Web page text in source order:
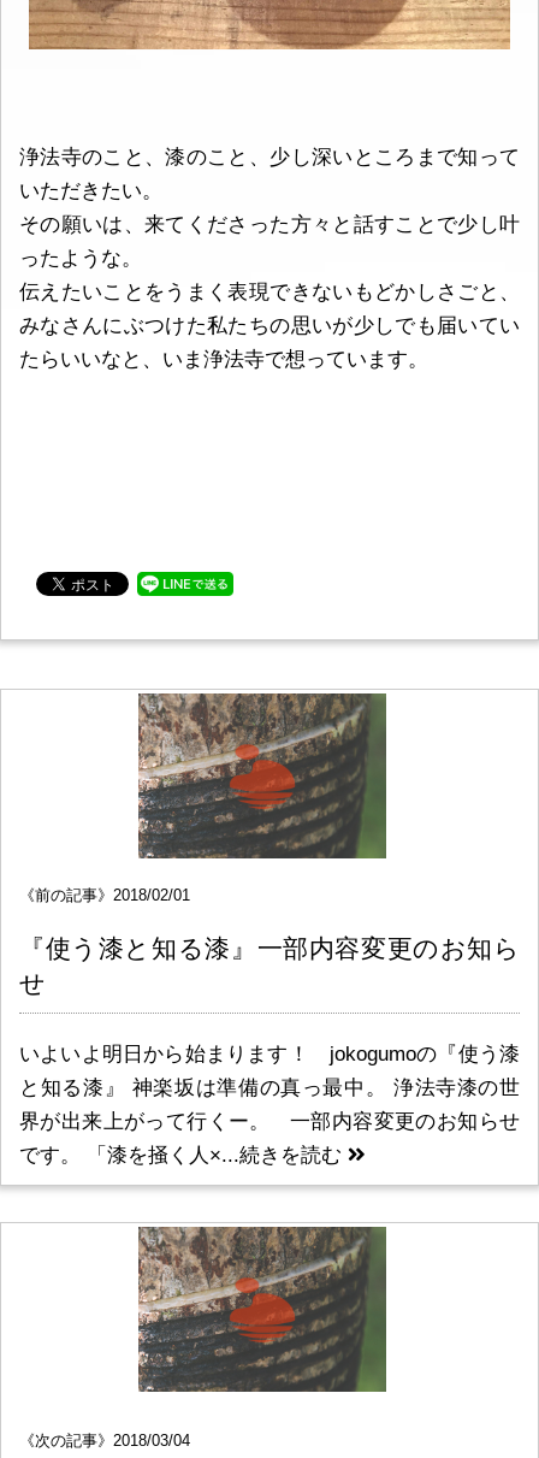
浄法寺のこと、漆のこと、少し深いところまで知って
いただきたい。
その願いは、来てくださった方々と話すことで少し叶
ったような。
伝えたいことをうまく表現できないもどかしさごと、
みなさんにぶつけた私たちの思いが少しでも届いてい
たらいいなと、いま浄法寺で想っています。
《前の記事》2018/02/01
『使う漆と知る漆』一部内容変更のお知ら
せ
いよいよ明日から始まります！ jokogumoの『使う漆
と知る漆』 神楽坂は準備の真っ最中。 浄法寺漆の世
界が出来上がって行くー。 一部内容変更のお知らせ
です。 「漆を掻く人×...続きを読む
《次の記事》2018/03/04